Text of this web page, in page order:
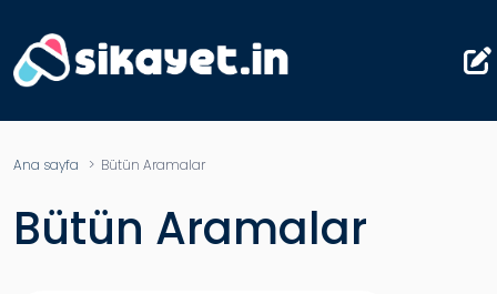
Ana sayfa > Bütün Aramalar
Bütün Aramalar